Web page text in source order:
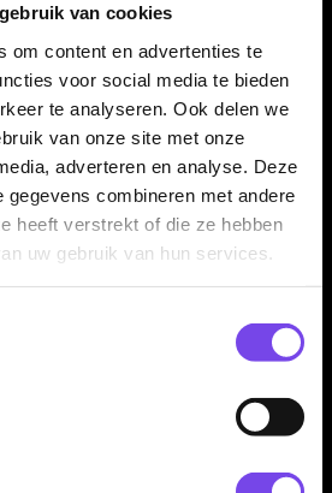
van cookies
om content en advertenties te
voor social media te bieden
te analyseren. Ook delen we
van onze site met onze
adverteren en analyse. Deze
gegevens combineren met andere
heeft verstrekt of die ze hebben
uw gebruik van hun services.
-
GOAT Rook 95% -
Dartpijlen